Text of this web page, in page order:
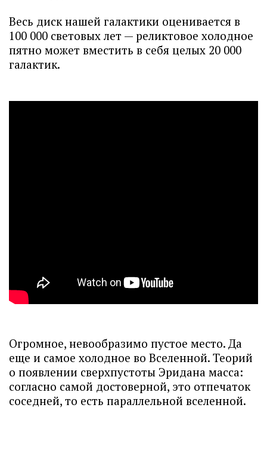
Весь диск нашей галактики оценивается в
100 000 световых лет — реликтовое холодное
пятно может вместить в себя целых 20 000
галактик.
Огромное, невообразимо пустое место. Да
еще и самое холодное во Вселенной. Теорий
о появлении сверхпустоты Эридана масса:
согласно самой достоверной, это отпечаток
соседней, то есть параллельной вселенной.